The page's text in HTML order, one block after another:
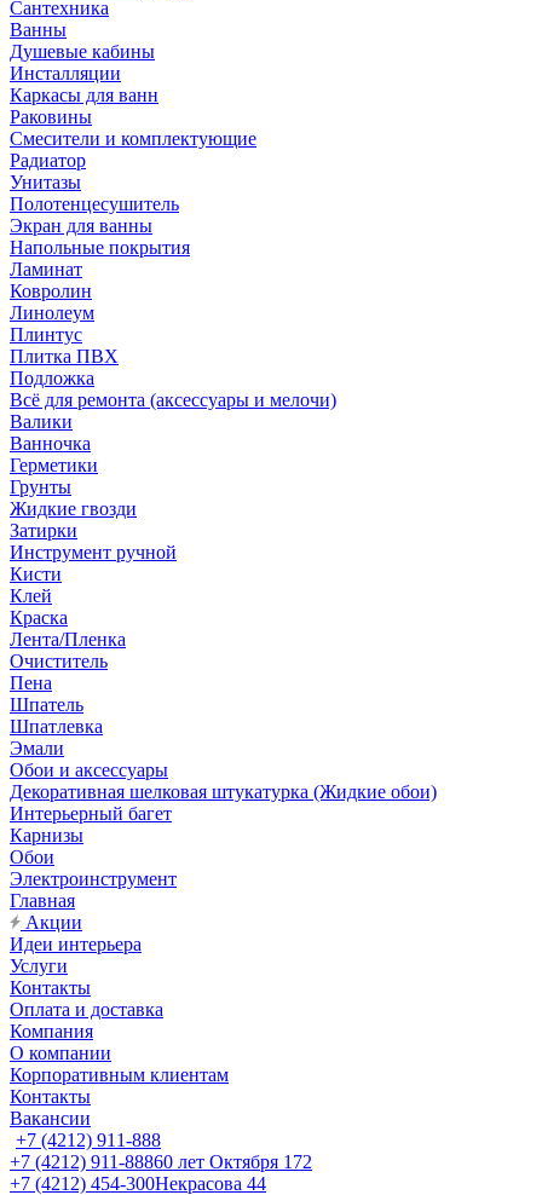
Сантехника
Ванны
Душевые кабины
Инсталляции
Каркасы для ванн
Раковины
Смесители и комплектующие
Радиатор
Унитазы
Полотенцесушитель
Экран для ванны
Напольные покрытия
Ламинат
Ковролин
Линолеум
Плинтус
Плитка ПВХ
Подложка
Всё для ремонта (аксессуары и мелочи)
Валики
Ванночка
Герметики
Грунты
Жидкие гвозди
Затирки
Инструмент ручной
Кисти
Клей
Краска
Лента/Пленка
Очиститель
Пена
Шпатель
Шпатлевка
Эмали
Обои и аксессуары
Декоративная шелковая штукатурка (Жидкие обои)
Интерьерный багет
Карнизы
Обои
Электроинструмент
Главная
Акции
Идеи интерьера
Услуги
Контакты
Оплата и доставка
Компания
О компании
Корпоративным клиентам
Контакты
Вакансии
+7 (4212) 911-888
+7 (4212) 911-88860 лет Октября 172
+7 (4212) 454-300Некрасова 44